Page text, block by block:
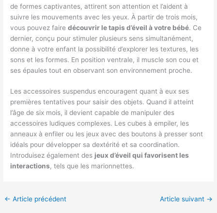
de formes captivantes, attirent son attention et l’aident à
suivre les mouvements avec les yeux. À partir de trois mois,
vous pouvez fairedécouvrir le tapis d’éveil à votre bébé. Ce
dernier, conçu pour stimuler plusieurs sens simultanément,
donne à votre enfant la possibilité d’explorer les textures, les
sons et les formes. En position ventrale, il muscle son cou et
ses épaules tout en observant son environnement proche.
Les accessoires suspendus encouragent quant à eux ses
premières tentatives pour saisir des objets. Quand il atteint
l’âge de six mois, il devient capable de manipuler des
accessoires ludiques complexes. Les cubes à empiler, les
anneaux à enfiler ou les jeux avec des boutons à presser sont
idéals pour développer sa dextérité et sa coordination.
Introduisez également des jeux d’éveil qui favorisent les
interactions, tels que les marionnettes.
← Article précédent Article suivant →